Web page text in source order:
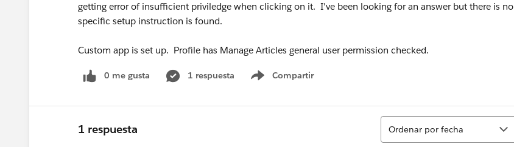
getting error of insufficient priviledge when clicking on it. I've been looking for an answer but there is no
specific setup instruction is found.
Custom app is set up. Profile has Manage Articles general user permission checked.
0 me gusta 1 respuesta Compartir
Show menu
1 respuesta
Ordenar
Ordenar por fecha